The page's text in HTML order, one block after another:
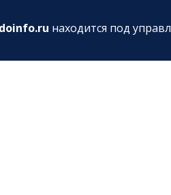
doinfo.ru находится под